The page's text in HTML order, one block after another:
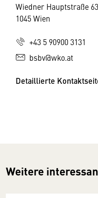
Wiedner Hauptstraße 63
1045 Wien
+43 5 90900 3131
bsbv@wko.at
Detaillierte
Weitere